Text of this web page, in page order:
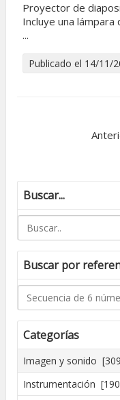
Proyector de
Incluye una lámpara
...
Publicado el 14/11/
Buscar...
Buscar por
Categorías
Imagen y sonido
Instrumentación